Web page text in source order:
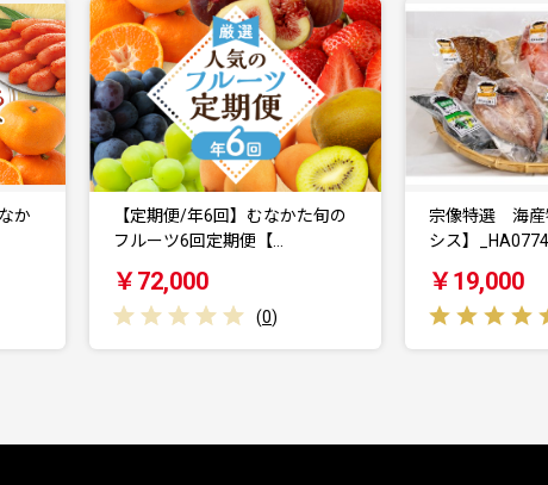
【定期便/年6回】むなかた旬の
フルーツ6回定期便【…
( 0)
宗像特選 海産物セット【オア
シス】_HA0774
( 1)